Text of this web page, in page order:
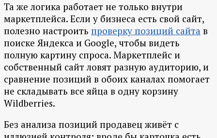
Та же логика работает не только внутри
маркетплейса. Если у бизнеса есть свой сайт,
полезно настроить проверку позиций сайта в
поиске Яндекса и Google, чтобы видеть
полную картину спроса. Маркетплейс и
собственный сайт ловят разную аудиторию, и
сравнение позиций в обоих каналах помогает
не складывать все яйца в одну корзину
Wildberries.
Без анализа позиций продавец живёт с